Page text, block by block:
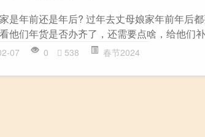
是年前还是年后? 过年去丈母娘家年前年后
他们年货是否办齐了，还需要点啥，给他们
07 0 538 春节2024